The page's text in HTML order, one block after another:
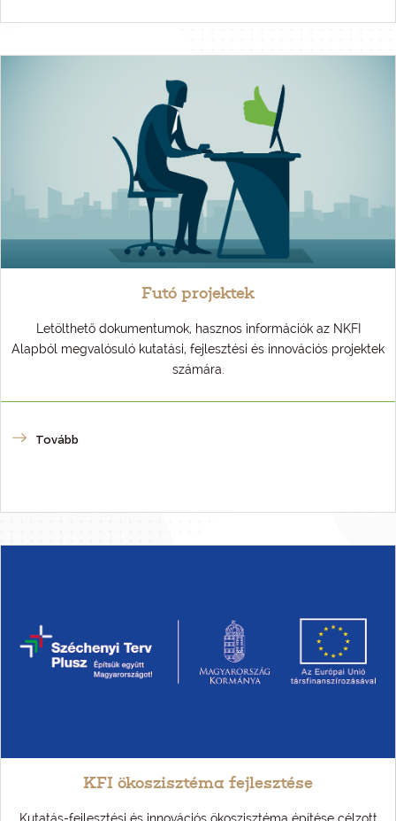
Futó projektek
Letölthető dokumentumok, hasznos információk az NKFI
Alapból megvalósuló kutatási, fejlesztési és innovációs projektek
számára.
Tovább
KFI ökoszisztéma fejlesztése